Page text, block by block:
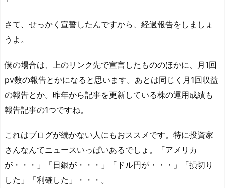
さて、せっかく宣誓したんですから、経過報告をしましょ
うよ。
僕の場合は、上のリンク先で宣言したもののほかに、月1回
pv数の報告とかになると思います。あとは同じく月1回収益
の報告とか。昨年から記事を更新している株の運用成績も
報告記事の1つですね。
これはブログが続かない人にもおススメです。特に投資家
さんなんてニュースいっぱいあるでしょ。「アメリカ
が・・・」「日銀が・・・」「ドル円が・・・」「損切り
した」「利確した」・・・。